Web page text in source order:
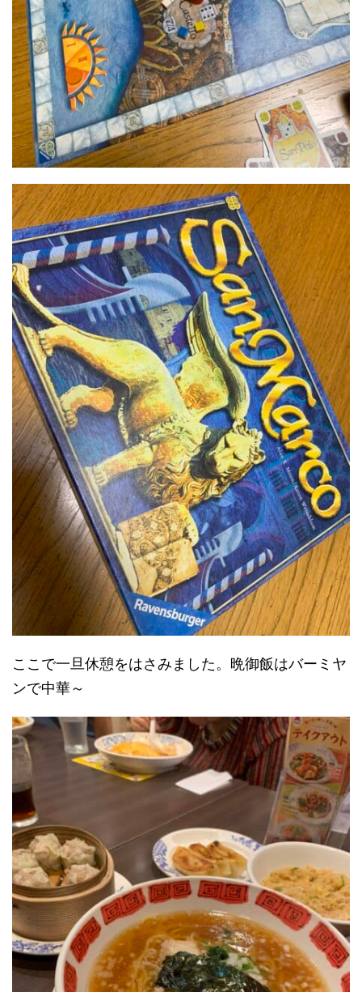
ここで一旦休憩をはさみました。晩御飯はバーミヤ
ンで中華～